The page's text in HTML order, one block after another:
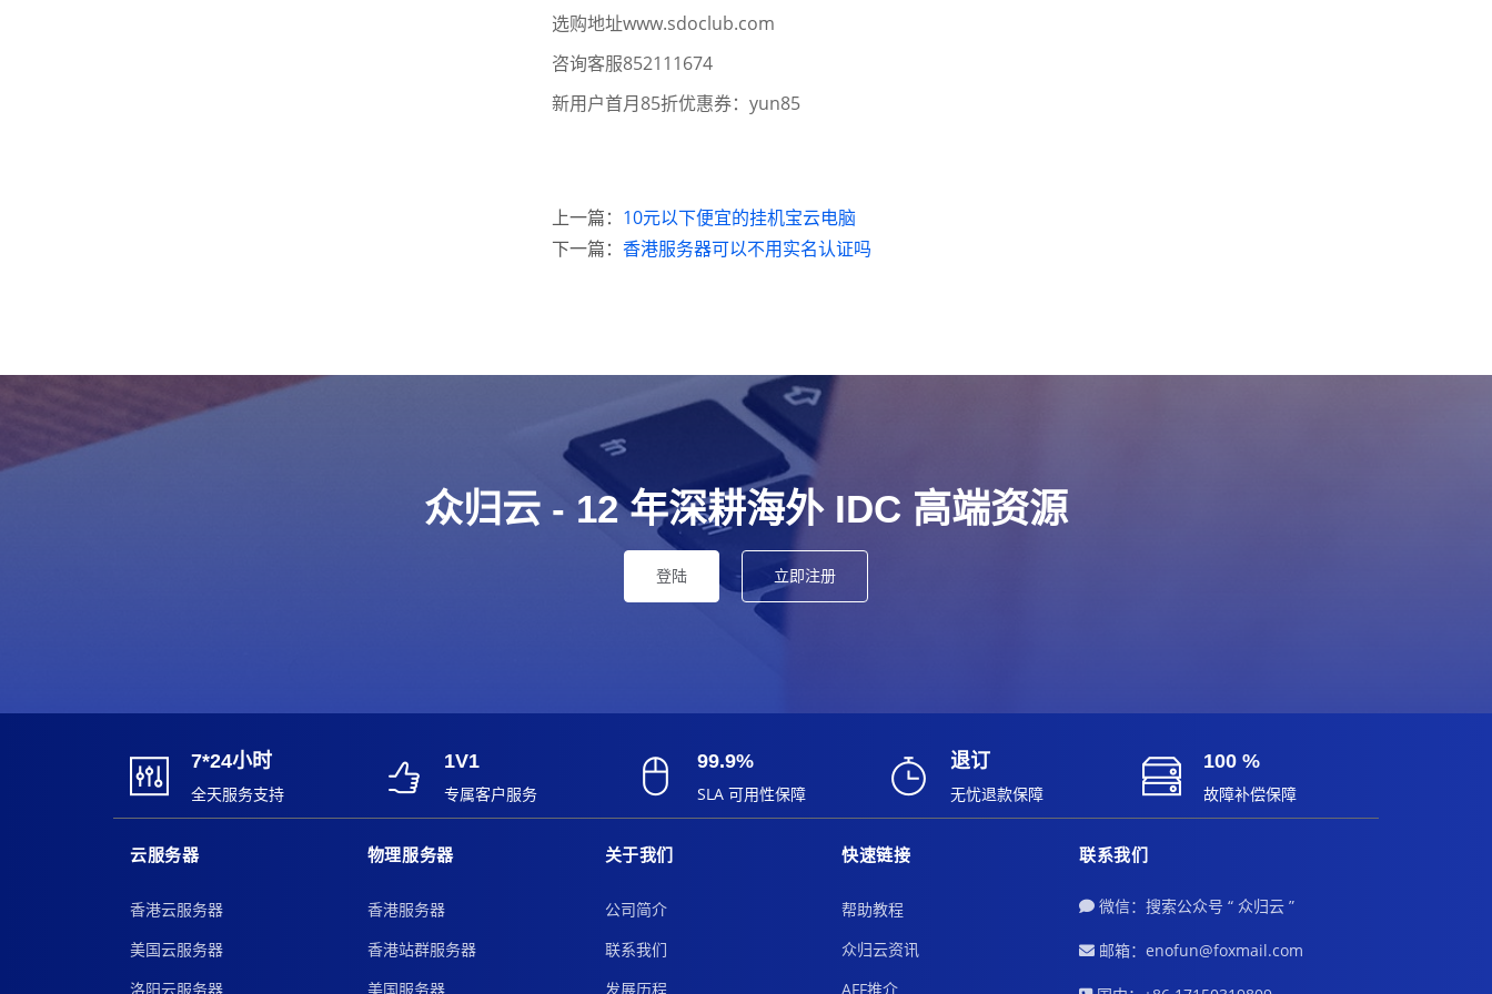
选购地址www.sdoclub.com
咨询客服852111674
新用户首月85折优惠券：yun85
上一篇： 10元以下便宜的挂机宝云电脑
下一篇： 香港服务器可以不用实名认证吗
众归云 - 12 年深耕海外 IDC 高端资源
登陆 立即注册
7*24小时
全天服务支持
1V1
专属客户服务
99.9%
SLA 可用性保障
退订
无忧退款保障
100 %
故障补偿保障
云服务器
香港云服务器
美国云服务器
洛阳云服务器
物理服务器
香港服务器
香港站群服务器
美国服务器
关于我们
公司简介
联系我们
发展历程
快速链接
帮助教程
众归云资讯
AFF推介
联系我们
微信：搜索公众号 “ 众归云 ”
邮箱：enofun@foxmail.com